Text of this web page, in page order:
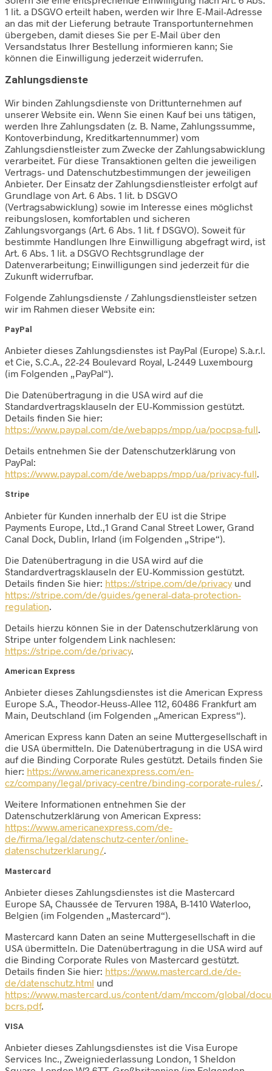
1 lit. a DSGVO erteilt haben, werden wir Ihre E-Mail-Adresse
an das mit der Lieferung betraute Transportunternehmen
übergeben, damit dieses Sie per E-Mail über den
Versandstatus Ihrer Bestellung informieren kann; Sie
können die Einwilligung jederzeit widerrufen.
Zahlungsdienste
Wir binden Zahlungsdienste von Drittunternehmen auf
unserer Website ein. Wenn Sie einen Kauf bei uns tätigen,
werden Ihre Zahlungsdaten (z. B. Name, Zahlungssumme,
Kontoverbindung, Kreditkartennummer) vom
Zahlungsdienstleister zum Zwecke der Zahlungsabwicklung
verarbeitet. Für diese Transaktionen gelten die jeweiligen
Vertrags- und Datenschutzbestimmungen der jeweiligen
Anbieter. Der Einsatz der Zahlungsdienstleister erfolgt auf
Grundlage von Art. 6 Abs. 1 lit. b DSGVO
(Vertragsabwicklung) sowie im Interesse eines möglichst
reibungslosen, komfortablen und sicheren
Zahlungsvorgangs (Art. 6 Abs. 1 lit. f DSGVO). Soweit für
bestimmte Handlungen Ihre Einwilligung abgefragt wird, ist
Art. 6 Abs. 1 lit. a DSGVO Rechtsgrundlage der
Datenverarbeitung; Einwilligungen sind jederzeit für die
Zukunft widerrufbar.
Folgende Zahlungsdienste / Zahlungsdienstleister setzen
wir im Rahmen dieser Website ein:
PayPal
Anbieter dieses Zahlungsdienstes ist PayPal (Europe) S.à.r.l.
et Cie, S.C.A., 22-24 Boulevard Royal, L-2449 Luxembourg
(im Folgenden „PayPal“).
Die Datenübertragung in die USA wird auf die
Standardvertragsklauseln der EU-Kommission gestützt.
Details finden Sie hier:
https://www.paypal.com/de/webapps/mpp/ua/pocpsa-full.
Details entnehmen Sie der Datenschutzerklärung von
PayPal:
https://www.paypal.com/de/webapps/mpp/ua/privacy-full.
Stripe
Anbieter für Kunden innerhalb der EU ist die Stripe
Payments Europe, Ltd.,1 Grand Canal Street Lower, Grand
Canal Dock, Dublin, Irland (im Folgenden „Stripe“).
Die Datenübertragung in die USA wird auf die
Standardvertragsklauseln der EU-Kommission gestützt.
Details finden Sie hier: https://stripe.com/de/privacy und
https://stripe.com/de/guides/general-data-protection-
regulation
Details hierzu können Sie in der Datenschutzerklärung von
Stripe unter folgendem Link nachlesen:
https://stripe.com/de/privacy.
American Express
Anbieter dieses Zahlungsdienstes ist die American Express
Europe S.A., Theodor-Heuss-Allee 112, 60486 Frankfurt am
Main, Deutschland (im Folgenden „American Express“).
American Express kann Daten an seine Muttergesellschaft in
die USA übermitteln. Die Datenübertragung in die USA wird
auf die Binding Corporate Rules gestützt. Details finden Sie
hier: https://www.americanexpress.com/en-
cz/company/legal/privacy-centre/binding-corporate-rules/.
Weitere Informationen entnehmen Sie der
Datenschutzerklärung von American Express:
https://www.americanexpress.com/de-
de/firma/legal/datenschutz-center/online-
datenschutzerklarung/.
Mastercard
Anbieter dieses Zahlungsdienstes ist die Mastercard
Europe SA, Chaussée de Tervuren 198A, B-1410 Waterloo,
Belgien (im Folgenden „Mastercard“).
Mastercard kann Daten an seine Muttergesellschaft in die
USA übermitteln. Die Datenübertragung in die USA wird auf
die Binding Corporate Rules von Mastercard gestützt.
Details finden Sie hier: https://www.mastercard.de/de-
de/datenschutz.html und
https://www.mastercard.us/content/dam/mccom/global/
bcrs.pdf.
VISA
Anbieter dieses Zahlungsdienstes ist die Visa Europe
Services Inc., Zweigniederlassung London, 1 Sheldon